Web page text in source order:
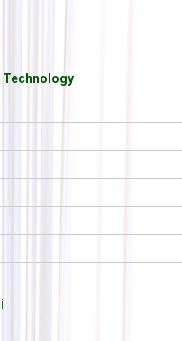
Technology